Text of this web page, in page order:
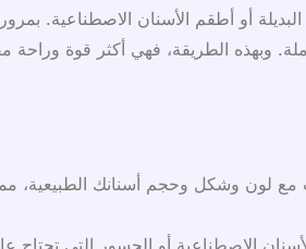
أو أطقم الأسنان الاصطناعية.
وبهذه الطريقة، فهي أكثر قوة وراحة
مع لون وشكل وحجم أسنانك الطبيعية،
الاصطناعية أو الجسور التي تحتاج